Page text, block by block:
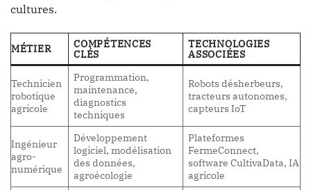
cultures.
MÉTIER COMPÉTENCES
CLÉS
TECHNOLOGIES
ASSOCIÉES
Technicien
robotique
agricole
Programmation,
maintenance,
diagnostics
techniques
Robots désherbeurs,
tracteurs autonomes,
capteurs IoT
Ingénieur
agro-
numérique
Développement
logiciel, modélisation
des données,
agroécologie
Plateformes
FermeConnect,
software CultivaData, IA
agricole